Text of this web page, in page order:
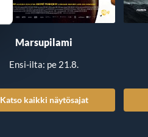
Marsupilami
Ensi-ilta: pe 21.8.
Katso kaikki näytösajat